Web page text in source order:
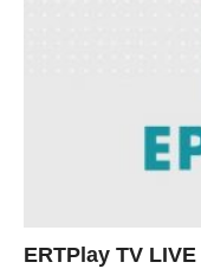
ERTPlay TV LIVE